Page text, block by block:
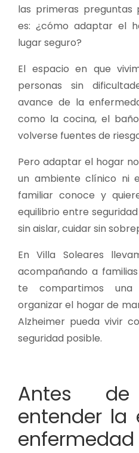
las primeras preguntas
es: ¿cómo adaptar el
lugar seguro?
El espacio en que
personas sin
avance de la
como la cocina, el
volverse fuentes de
Pero adaptar el hogar
un ambiente clínico ni
familiar conoce y
equilibrio entre
sin aislar, cuidar sin
En Villa Soleares
acompañando a
te compartimos
organizar el hogar de
Alzheimer pueda vivir
seguridad posible.
Antes de
entender la
enfermedad